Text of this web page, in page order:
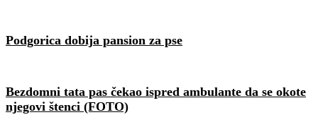
Podgorica dobija pansion za pse
Bezdomni tata pas čekao ispred ambulante da se okote
njegovi štenci (FOTO)